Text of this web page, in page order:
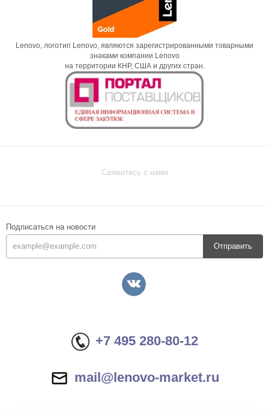
Lenovo, логотип Lenovo, являются зарегистрированными товарными
знаками компании Lenovo
на территории КНР, США и других стран.
Свяжитесь с нами
Подписаться на новости
Отправить
+7 495 280-80-12
mail@lenovo-market.ru